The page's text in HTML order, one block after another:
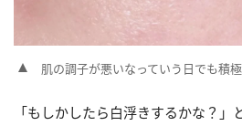
肌の調子が悪いなっていう日でも積
「もしかしたら白浮きするかな？」